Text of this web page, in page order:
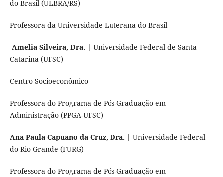
do Brasil (ULBRA/RS)
Professora da Universidade Luterana do Brasil
Amelia Silveira, Dra. | Universidade Federal de Santa
Catarina (UFSC)
Centro Socioeconômico
Professora do Programa de Pós-Graduação em
Administração (PPGA-UFSC)
Ana Paula Capuano da Cruz, Dra. | Universidade Federal
do Rio Grande (FURG)
Professora do Programa de Pós-Graduação em